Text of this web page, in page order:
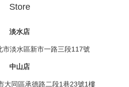
Store
淡水店
市淡水區新市一路三段117號
中山店
大同區承德路二段1巷23號1樓